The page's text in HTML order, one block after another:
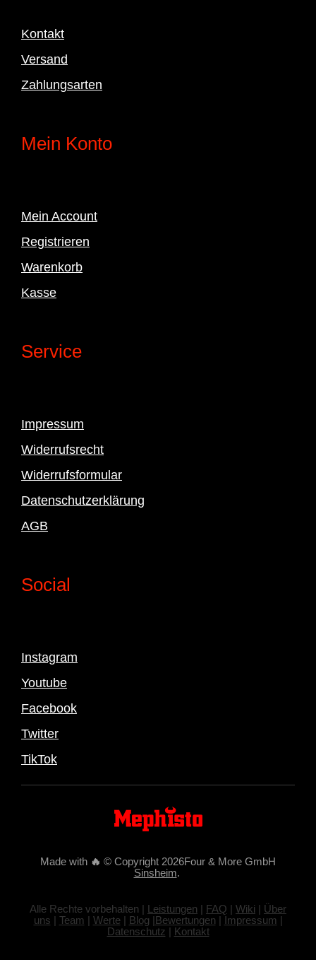
Kontakt
Versand
Zahlungsarten
Mein Konto
Mein Account
Registrieren
Warenkorb
Kasse
Service
Impressum
Widerrufsrecht
Widerrufsformular
Datenschutzerklärung
AGB
Social
Instagram
Youtube
Facebook
Twitter
TikTok
Made with 🔥 © Copyright 2026Four & More GmbH
Sinsheim.
Alle Rechte vorbehalten | Leistungen | FAQ | Wiki | Über
uns | Team | Werte| Blog |Bewertungen | Impressum |
Datenschutz | Kontakt